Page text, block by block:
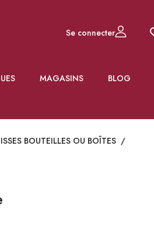
Se connecter
MAGASINS BLOG
BOUTEILLES OU BOÎTES /